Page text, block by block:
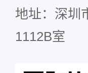
地址：深圳
1112B室